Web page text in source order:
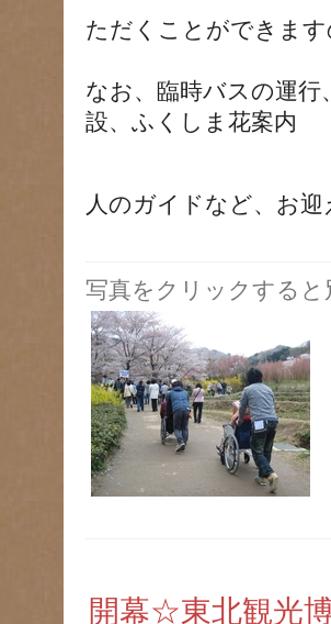
ただくことができま
なお、臨時バスの運行
設、ふくしま花案内
人のガイドなど、お
写真をクリックする
開幕☆東北観光